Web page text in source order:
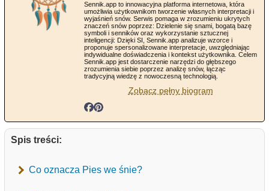
Sennik.app to innowacyjna platforma internetowa, która
umożliwia użytkownikom tworzenie własnych interpretacji i
wyjaśnień snów. Serwis pomaga w zrozumieniu ukrytych
znaczeń snów poprzez: Dzielenie się snami, bogatą bazę
symboli i senników oraz wykorzystanie sztucznej
inteligencji: Dzięki SI, Sennik.app analizuje wzorce i
proponuje spersonalizowane interpretacje, uwzględniając
indywidualne doświadczenia i kontekst użytkownika. Celem
Sennik.app jest dostarczenie narzędzi do głębszego
zrozumienia siebie poprzez analizę snów, łącząc
tradycyjną wiedzę z nowoczesną technologią.
Zobacz pełny biogram
Spis treści:
Co oznacza Pies we śnie?